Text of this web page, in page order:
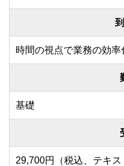
時間の視点で業務の効
基礎
29,700円（税込、テキス